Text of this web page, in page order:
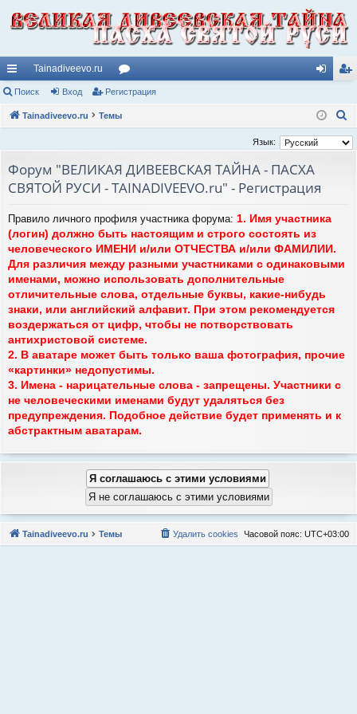
с
ы
и
Tainadiveevo.ru
ор
ум д ис
тр
Поиск Вход Регистрация
Tainadiveevo.ru Темы
и
Язык:
Форум "ВЕЛИКАЯ ДИВЕЕВСКАЯ ТАЙНА - ПАСХА
СВЯТОЙ РУСИ - TAINADIVEEVO.ru" - Регистрация
Правило личного профиля участника форума: 1. Имя участника
(логин) должно быть настоящим и строго состоять из
человеческого ИМЕНИ и/или ОТЧЕСТВА и/или ФАМИЛИИ.
Для различия между разными участниками с одинаковыми
именами, можно использовать дополнительные
отличительные слова, отдельные буквы, какие-нибудь
знаки, или английский алфавит. При этом рекомендуется
воздержаться от цифр, чтобы не потворствовать
антихристовой системе.
2. В аватаре может быть только ваша фотография, прочие
«картинки» недопустимы.
3. Имена - нарицательные слова - запрещены. Участники с
не человеческими именами будут удаляться без
предупреждения. Подобное действие будет применять и к
абстрактным аватарам.
Tainadiveevo.ru Темы Часовой пояс: UTC+03:00
Удалить cookies